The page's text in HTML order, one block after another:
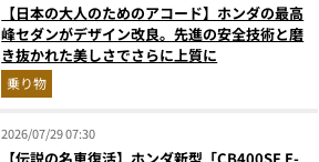
【日本の大人のためのアコード】ホンダの最高
峰セダンがデザイン改良。先進の安全技術と磨
き抜かれた美しさでさらに上質に
乗り物
2026/07/29 07:30